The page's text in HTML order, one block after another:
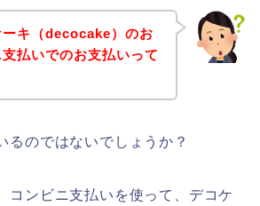
キ（decocake）のお
払いでのお支払いって
るのではないでしょうか？
コンビニ支払いを使って、デコケ